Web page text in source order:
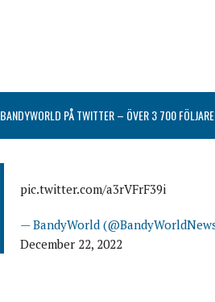
BANDYWORLD PÅ TWITTER – ÖVER 3 700
pic.twitter.com/a3rVFrF39i
— BandyWorld
December 22, 2022